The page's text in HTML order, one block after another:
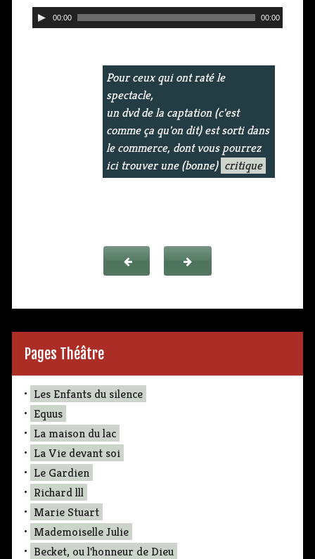
i
o
L
e
00:00 00:00
Pour ceux qui ont raté le
spectacle,
un dvd de la captation (c'est
comme ça qu'on dit) est sorti dans
le commerce, dont vous pourrez
ici trouver une (bonne) critique
Pages Théâtre
• Les Enfants du silence
• Equus
• La maison du lac
• La Vie devant soi
• Le Gardien
• Richard lll
• Marie Stuart
• Mademoiselle Julie
• Becket, ou l'honneur de Dieu